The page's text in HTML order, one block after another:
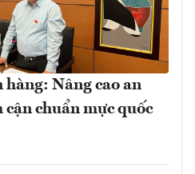
hàng: Nâng cao an
chuẩn mực quốc